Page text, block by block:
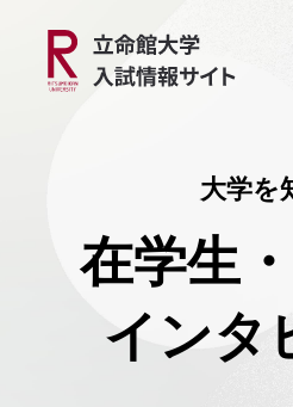
大学を
在学生
インタ